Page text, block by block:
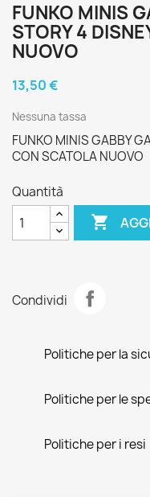
FUNKO MINIS
STORY 4
NUOVO
13,50 €
Nessuna tassa
FUNKO MINIS GABBY
CON SCATOLA NUOVO
Quantità

Condividi
Politiche per la
Politiche per le
Politiche per i resi